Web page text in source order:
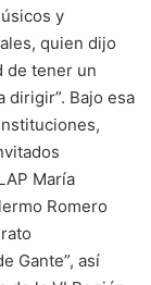
y
quien dijo
de tener un
dirigir”. Bajo esa
María
Romero
Gante”, así